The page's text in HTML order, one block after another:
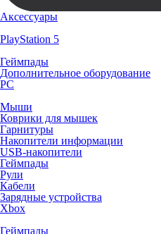
Аксессуары
PlayStation 5
Геймпады
Дополнительное оборудование
PC
Мыши
Коврики для мышек
Гарнитуры
Накопители информации
USB-накопители
Геймпады
Рули
Кабели
Зарядные устройства
Xbox
Геймпады